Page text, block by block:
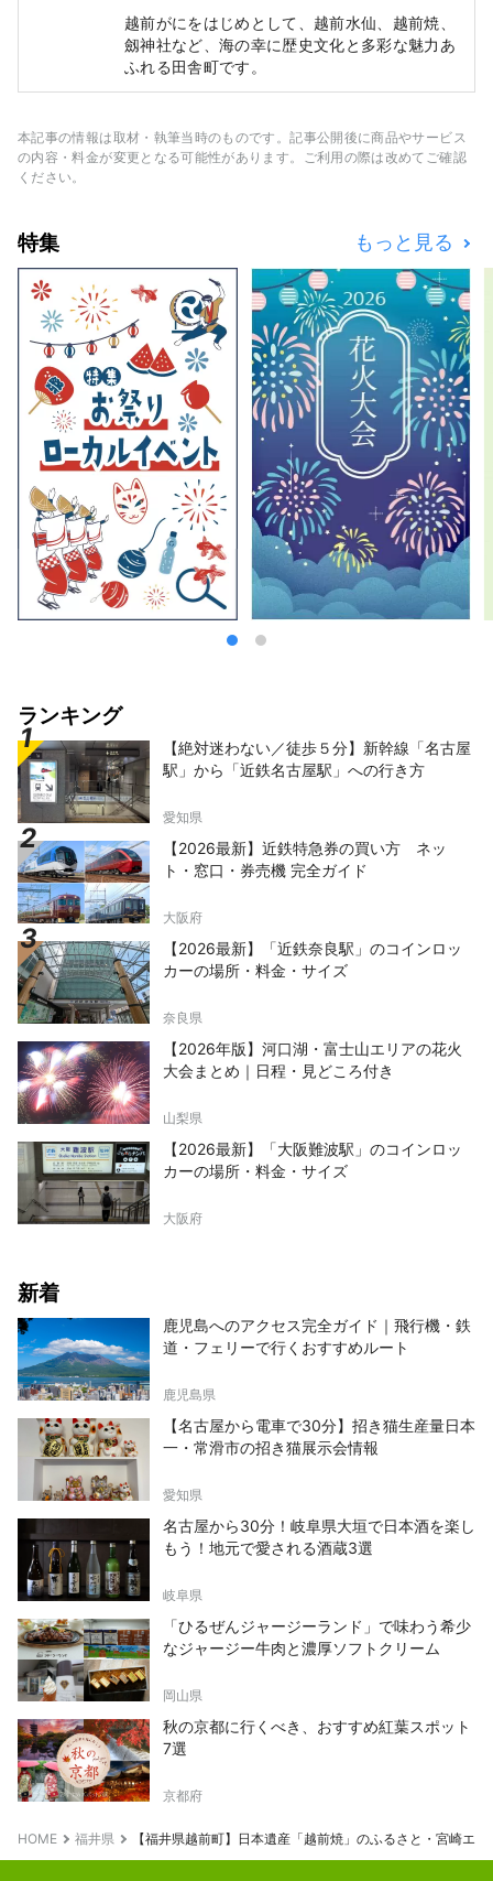
越前がにをはじめとして、越前水仙、越前焼、
劔神社など、海の幸に歴史文化と多彩な魅力あ
ふれる田舎町です。
本記事の情報は取材・執筆当時のものです。記事公開後に商品やサービス
の内容・料金が変更となる可能性があります。ご利用の際は改めてご確認
ください。
特集 もっと見る
ランキング
【絶対迷わない／徒歩５分】新幹線「名古屋
駅」から「近鉄名古屋駅」への行き方
愛知県
【2026最新】近鉄特急券の買い方 ネッ
ト・窓口・券売機 完全ガイド
大阪府
【2026最新】「近鉄奈良駅」のコインロッ
カーの場所・料金・サイズ
奈良県
【2026年版】河口湖・富士山エリアの花火
大会まとめ｜日程・見どころ付き
山梨県
【2026最新】「大阪難波駅」のコインロッ
カーの場所・料金・サイズ
大阪府
新着
鹿児島へのアクセス完全ガイド｜飛行機・鉄
道・フェリーで行くおすすめルート
鹿児島県
【名古屋から電車で30分】招き猫生産量日本
一・常滑市の招き猫展示会情報
愛知県
名古屋から30分！岐阜県大垣で日本酒を楽し
もう！地元で愛される酒蔵3選
岐阜県
「ひるぜんジャージーランド」で味わう希少
なジャージー牛肉と濃厚ソフトクリーム
岡山県
秋の京都に行くべき、おすすめ紅葉スポット
7選
京都府
HOME 福井県 【福井県越前町】日本遺産「越前焼」のふるさと・宮崎エ